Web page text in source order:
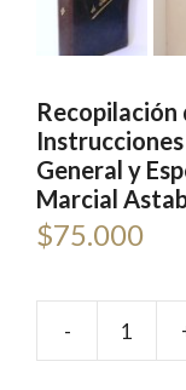
Recopilación
General y
Marcial
$75.000
-